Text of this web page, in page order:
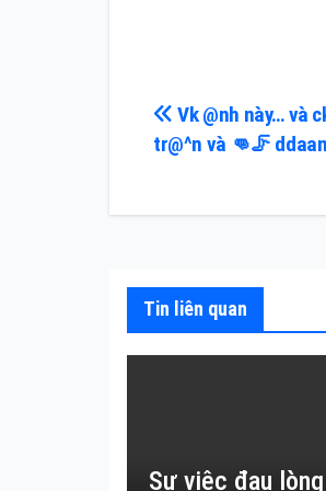
Điều
hướng
bài
Vk @nh này… và
tr@^n và 👊🦵
Tin liên quan
Sự việc đau